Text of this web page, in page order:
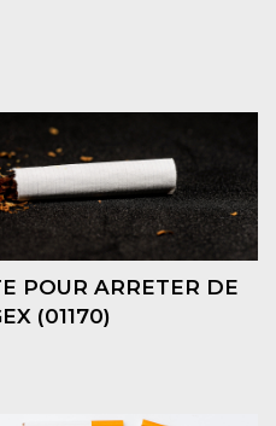
POUR ARRETER DE
(01170)